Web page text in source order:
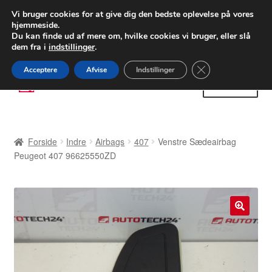
LEVERING fra 55 kr.
FEDEX verdensomspændende forsendelse
80 82 72 02
Spring
til
Spring
til
Betalinger
Klage
Klageprocedure
Forside Indre Airbags 407
Venstre Sædeairbag
Peugeot 407 96625550ZD
🔍
Vi bruger cookies for at give dig den bedste oplevelse på vores
hjemmeside.
Du kan finde ud af mere om, hvilke cookies vi bruger, eller slå
dem fra i indstillinger.
Acceptere Afvise Indstillinger Close GDPR